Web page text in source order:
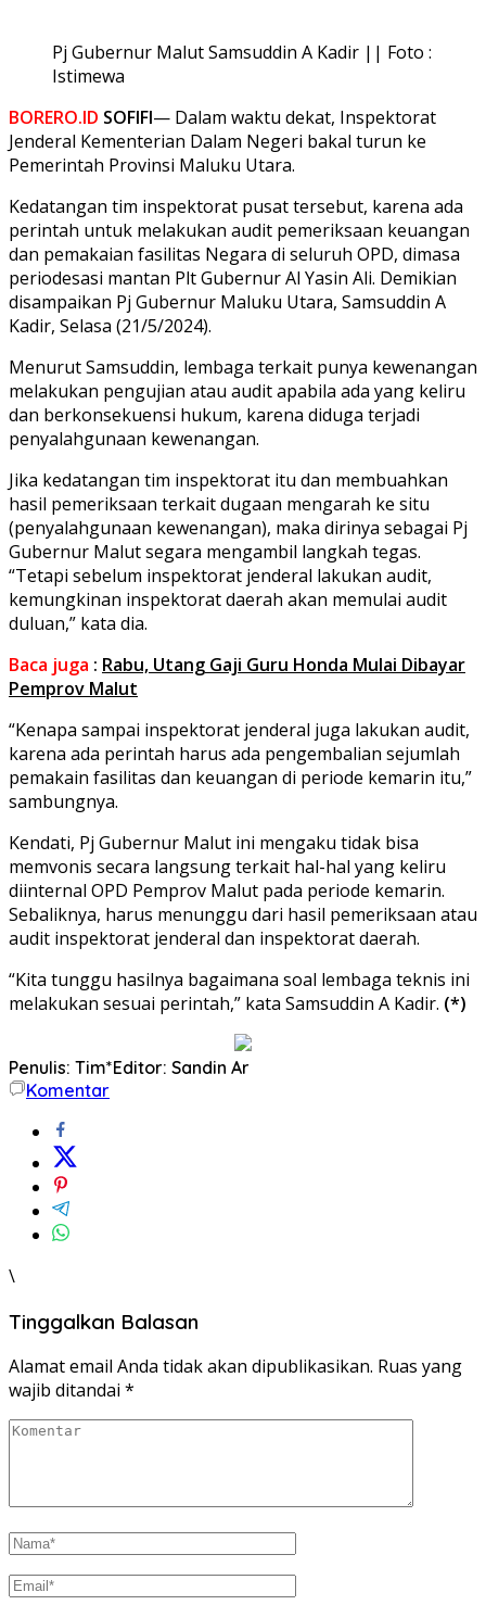
Pj Gubernur Malut Samsuddin A Kadir || Foto :
Istimewa
BORERO.ID SOFIFI— Dalam waktu dekat, Inspektorat
Jenderal Kementerian Dalam Negeri bakal turun ke
Pemerintah Provinsi Maluku Utara.
Kedatangan tim inspektorat pusat tersebut, karena ada
perintah untuk melakukan audit pemeriksaan keuangan
dan pemakaian fasilitas Negara di seluruh OPD, dimasa
periodesasi mantan Plt Gubernur Al Yasin Ali. Demikian
disampaikan Pj Gubernur Maluku Utara, Samsuddin A
Kadir, Selasa (21/5/2024).
Menurut Samsuddin, lembaga terkait punya kewenangan
melakukan pengujian atau audit apabila ada yang keliru
dan berkonsekuensi hukum, karena diduga terjadi
penyalahgunaan kewenangan.
Jika kedatangan tim inspektorat itu dan membuahkan
hasil pemeriksaan terkait dugaan mengarah ke situ
(penyalahgunaan kewenangan), maka dirinya sebagai Pj
Gubernur Malut segara mengambil langkah tegas.
“Tetapi sebelum inspektorat jenderal lakukan audit,
kemungkinan inspektorat daerah akan memulai audit
duluan,” kata dia.
Baca juga : Rabu, Utang Gaji Guru Honda Mulai Dibayar
Pemprov Malut
“Kenapa sampai inspektorat jenderal juga lakukan audit,
karena ada perintah harus ada pengembalian sejumlah
pemakain fasilitas dan keuangan di periode kemarin itu,”
sambungnya.
Kendati, Pj Gubernur Malut ini mengaku tidak bisa
memvonis secara langsung terkait hal-hal yang keliru
diinternal OPD Pemprov Malut pada periode kemarin.
Sebaliknya, harus menunggu dari hasil pemeriksaan atau
audit inspektorat jenderal dan inspektorat daerah.
“Kita tunggu hasilnya bagaimana soal lembaga teknis ini
melakukan sesuai perintah,” kata Samsuddin A Kadir. (*)
Penulis: Tim*Editor: Sandin Ar
Komentar
\
Tinggalkan Balasan
Alamat email Anda tidak akan dipublikasikan. Ruas yang
wajib ditandai *